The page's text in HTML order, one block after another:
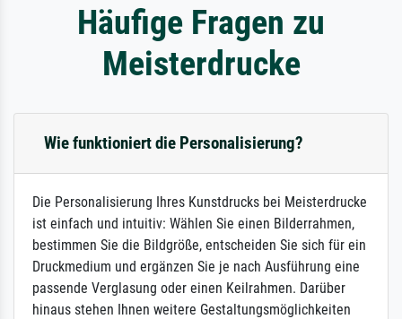
Häufige Fragen zu
Meisterdrucke
Wie funktioniert die Personalisierung?
Die Personalisierung Ihres Kunstdrucks bei Meisterdrucke
ist einfach und intuitiv: Wählen Sie einen Bilderrahmen,
bestimmen Sie die Bildgröße, entscheiden Sie sich für ein
Druckmedium und ergänzen Sie je nach Ausführung eine
passende Verglasung oder einen Keilrahmen. Darüber
hinaus stehen Ihnen weitere Gestaltungsmöglichkeiten